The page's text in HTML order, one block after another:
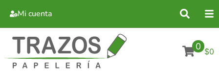
Mi cuenta
0 $0